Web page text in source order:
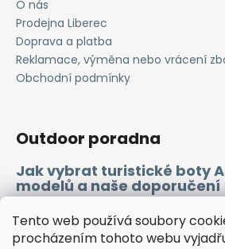
Tento web používá soubory
procházením tohoto webu
O nás
Prodejna Liberec
Doprava a platba
Reklamace, výměna nebo vrácení
Obchodní podmínky
Outdoor poradna
Jak vybrat turistické boty
modelů a naše doporučení